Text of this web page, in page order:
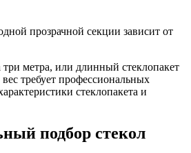
прозрачной секции зависит от
метра, или длинный стеклопакет
требует профессиональных
стеклопакета и
подбор стекол